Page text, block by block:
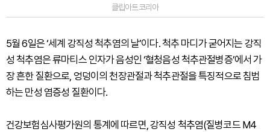
클립아트코리아
5월 6일은 ‘세계 강직성 척추염의 날’이다. 척추 마디가 굳어지는 강직
성 척추염은 류마티스 인자가 음성인 ‘혈청음성 척추관절병증’에서 가
장 흔한 질환으로, 엉덩이의 천장관절과 척추관절을 특징적으로 침범
하는 만성 염증성 질환이다.
건강보험심사평가원의 통계에 따르면, 강직성 척추염(질병코드 M4